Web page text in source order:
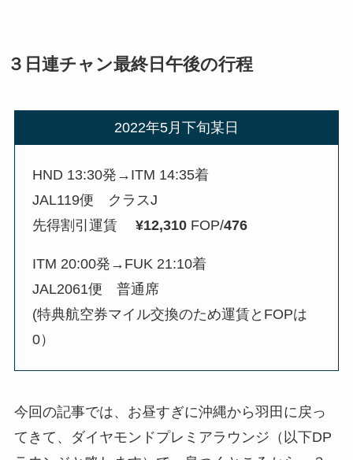
３日連チャン最終日午後の行程
2022年5月下旬某日
HND 13:30発→ITM 14:35着
JAL119便 クラスJ
先得割引運賃¥12,310 FOP/476
ITM 20:00発→FUK 21:10着
JAL2061便 普通席
(特典航空券マイル交換のため運賃とFOPは
0）
今回の記事では、お昼すぎに沖縄から羽田に戻っ
てきて、ダイヤモンドプレミアラウンジ（以下DP